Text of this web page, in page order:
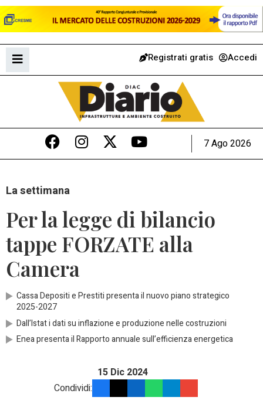
Registrati gratis Accedi
7 Ago 2026
La settimana
Per la legge di bilancio
tappe FORZATE alla
Camera
Cassa Depositi e Prestiti presenta il nuovo piano strategico
2025-2027
Dall’Istat i dati su inflazione e produzione nelle costruzioni
Enea presenta il Rapporto annuale sull’efficienza energetica
15 Dic 2024
Condividi: